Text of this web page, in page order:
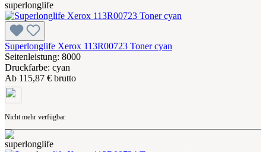
Superlonglife Xerox 113R00723 Toner cyan
Seitenleistung: 8000
Druckfarbe: cyan
Ab 115,87 € brutto
Nicht mehr verfügbar